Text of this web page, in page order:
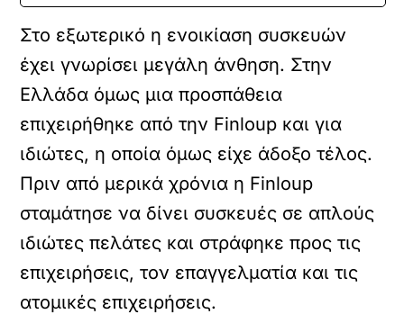
Στο εξωτερικό η ενοικίαση συσκευών
έχει γνωρίσει μεγάλη άνθηση. Στην
Ελλάδα όμως μια προσπάθεια
επιχειρήθηκε από την Finloup και για
ιδιώτες, η οποία όμως είχε άδοξο τέλος.
Πριν από μερικά χρόνια η Finloup
σταμάτησε να δίνει συσκευές σε απλούς
ιδιώτες πελάτες και στράφηκε προς τις
επιχειρήσεις, τον επαγγελματία και τις
ατομικές επιχειρήσεις.